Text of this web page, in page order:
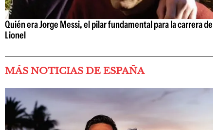
Quién era Jorge Messi, el pilar fundamental para la carrera de
Lionel
MÁS NOTICIAS DE ESPAÑA